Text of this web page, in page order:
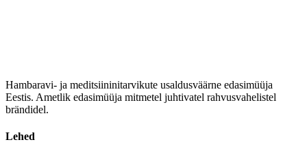
Hambaravi- ja meditsiininitarvikute usaldusväärne edasimüüja
Eestis. Ametlik edasimüüja mitmetel juhtivatel rahvusvahelistel
brändidel.
Lehed